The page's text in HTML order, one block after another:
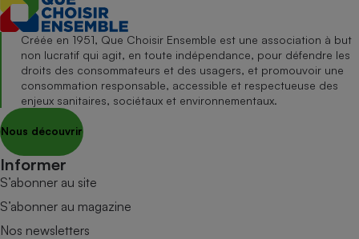
Créée en 1951, Que Choisir Ensemble est une association à but
non lucratif qui agit, en toute indépendance, pour défendre les
droits des consommateurs et des usagers, et promouvoir une
consommation responsable, accessible et respectueuse des
enjeux sanitaires, sociétaux et environnementaux.
Nous découvrir
Informer
S’abonner au site
S’abonner au magazine
Nos newsletters